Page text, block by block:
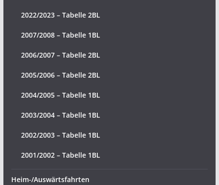
2022/2023 – Tabelle 2BL
2007/2008 – Tabelle 1BL
2006/2007 – Tabelle 2BL
2005/2006 – Tabelle 2BL
2004/2005 – Tabelle 1BL
2003/2004 – Tabelle 1BL
2002/2003 – Tabelle 1BL
2001/2002 – Tabelle 1BL
Heim-/Auswärtsfahrten